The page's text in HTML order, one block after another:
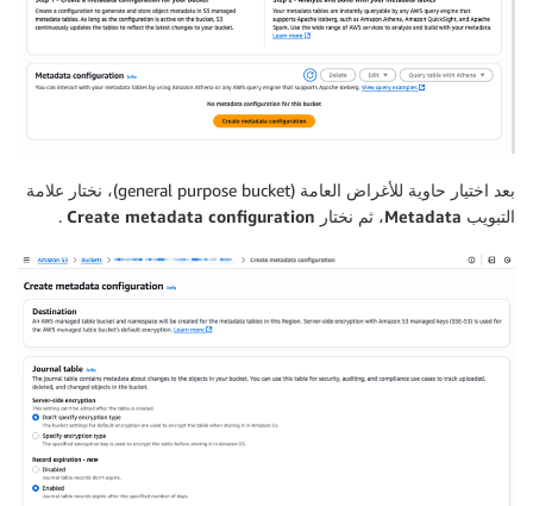
بعد اختيار حاوية للأغراض العامة (general purpose bucket)، نختار علامة
التبويب Metadata، ثم نختار Create metadata configuration
.